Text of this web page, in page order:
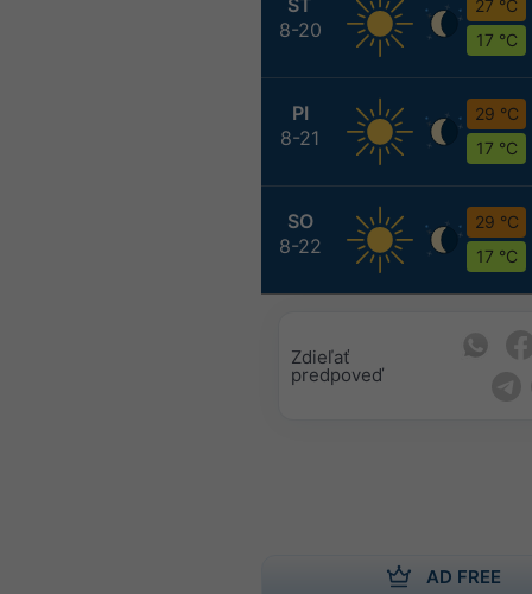
ŠT
8-20
27 °C
17 °C
PI
8-21
29 °C
17 °C
SO
8-22
29 °C
17 °C
Zdieľať
predpoveď
AD FREE